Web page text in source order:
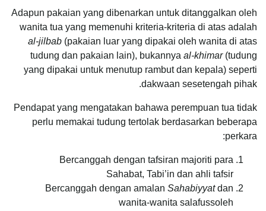
Adapun pakaian yang dibenarkan untuk ditanggalkan oleh
wanita tua yang memenuhi kriteria-kriteria di atas adalah
al-jilbab (pakaian luar yang dipakai oleh wanita di atas
tudung dan pakaian lain), bukannya al-khimar(tudung
yang dipakai untuk menutup rambut dan kepala) seperti
dakwaan sesetengah pihak.
Pendapat yang mengatakan bahawa perempuan tua tidak
perlu memakai tudung tertolak berdasarkan beberapa
perkara:
Bercanggah dengan tafsiran majoriti para
Sahabat, Tabi’in dan ahli tafsir
Bercanggah dengan amalan Sahabiyyatdan
wanita-wanita salafussoleh